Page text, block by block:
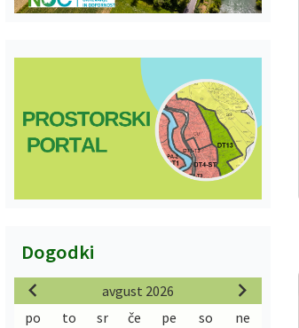
Dogodki
avgust 2026
po
to sr če pe so ne